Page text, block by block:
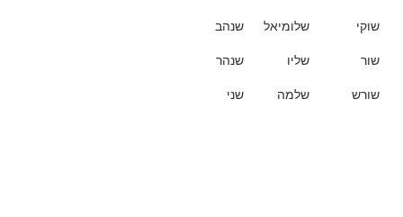
שוקי
שור
שורש
שלומיאל
שליו
שלמה
שנהב
שנהר
שני